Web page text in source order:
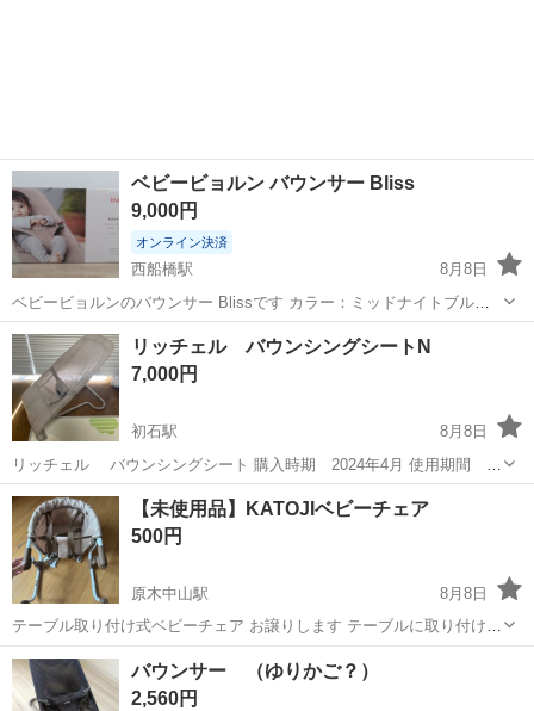
ベビービョルン バウンサー Bliss
9,000円
オンライン決済
西船橋駅
8月8日
ベビービョルンのバウンサー Blissです カラー：ミッドナイトブルー
箱、説明書あり ファブリックにやや使用感がみられますが 目立つ汚れ
はありません 公式オンラインショップにて ファブリックシートの...
千葉 船橋市 ベビー用品
リッチェル バウンシングシートN
7,000円
初石駅
8月8日
リッチェル バウンシングシート 購入時期 2024年4月 使用期間 半
年位 半年ほど使用し、その後は使用していません。 写真のように、ベ
ルト部分が毛羽立っているところがありますが、比較的綺麗だと思い
ます。 洗濯は数回...
千葉 流山市 初石駅 ベビー用品
【未使用品】KATOJIベビーチェア
500円
原木中山駅
8月8日
テーブル取り付け式ベビーチェア お譲りします テーブルに取り付けて
使用するベビーチェアです。 購入しましたが、自宅のテーブルには取
り付けできなかったため、ほとんど使用していません。
千葉 市川市 原木中山駅 ベビー用品
バウンサー （ゆりかご？）
2,560円